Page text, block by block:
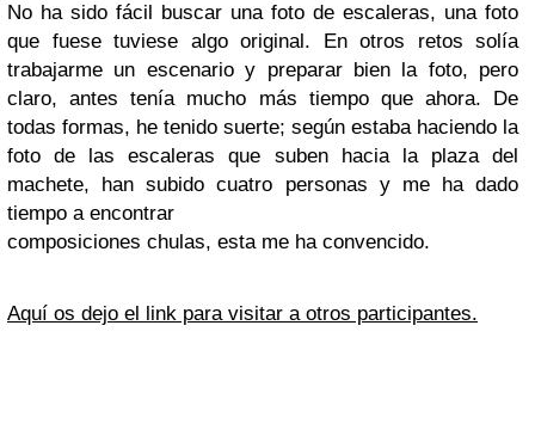
No ha sido fácil buscar una foto de escaleras, una foto
que fuese tuviese algo original. En otros retos solía
trabajarme un escenario y preparar bien la foto, pero
claro, antes tenía mucho más tiempo que ahora. De
todas formas, he tenido suerte; según estaba haciendo la
foto de las escaleras que suben hacia la plaza del
machete, han subido cuatro personas y me ha dado
tiempo a encontrar
composiciones chulas, esta me ha convencido.
Aquí os dejo el link para visitar a otros participantes.